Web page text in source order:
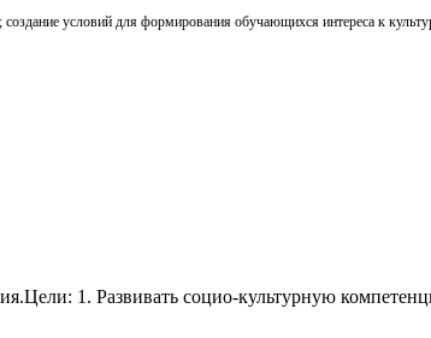
условий для формирования обучающихся интереса к
1. Развивать социо-культурную